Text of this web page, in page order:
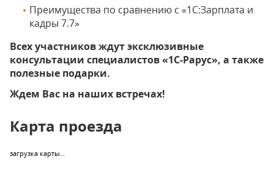
Преимущества по сравнению с «1С:Зарплата и
кадры 7.7»
Всех участников ждут эксклюзивные
консультации специалистов «1С-Рарус», а также
полезные подарки.
Ждем Вас на наших встречах!
Карта проезда
загрузка карты...